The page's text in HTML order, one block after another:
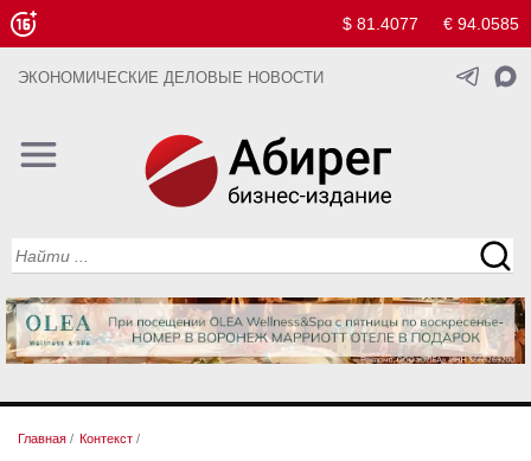
$ 81.4077 € 94.0585
ЭКОНОМИЧЕСКИЕ ДЕЛОВЫЕ НОВОСТИ
Главная / Контекст /